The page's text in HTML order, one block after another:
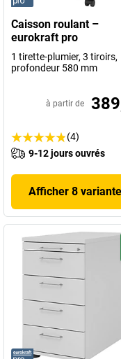
Caisson roulant –
eurokraft pro
1 tirette-plumier, 3 tiroirs,
profondeur 580 mm
à partir de
(4)
9-12 jours ouvrés
Afficher 8